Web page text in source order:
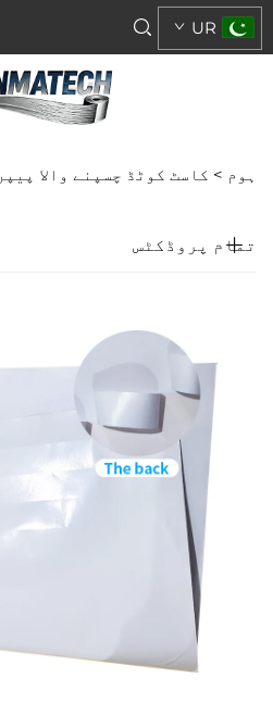
UR
ہوم > کاسٹ کوٹڈ چسپنے والا پیپر
تمام پروڈکٹس